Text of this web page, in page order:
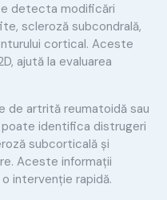
detecta modificări
scleroză subcondrală,
cortical. Aceste
ajută la evaluarea
de artrită reumatoidă sau
identifica distrugeri
subcorticală și
Aceste informații
intervenție rapidă.